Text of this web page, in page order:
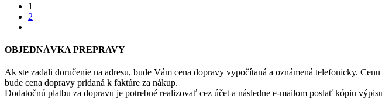
1
2
OBJEDNÁVKA PREPRAVY
Ak ste zadali doručenie na adresu, bude Vám cena dopravy vypočítaná a oznámená telefonicky.
bude cena dopravy pridaná k faktúre za nákup.
Dodatočnú platbu za dopravu je potrebné realizovať cez účet a následne e-mailom poslať kópiu